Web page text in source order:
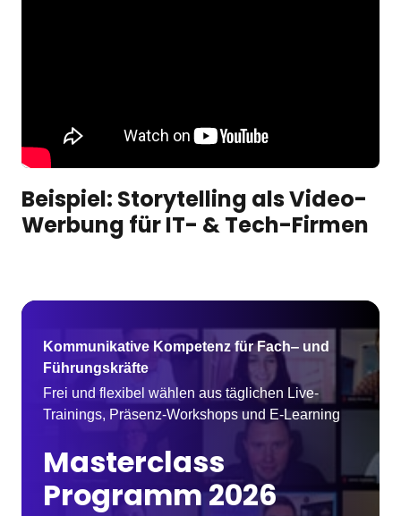
Beispiel: Storytelling als Video-
Werbung für IT- & Tech-Firmen
Kommunikative Kompetenz für Fach‒
Führungskräfte
Frei und flexibel wählen aus täglichen Live-
Trainings, Präsenz-Workshops und E-Learning
Masterclass
Programm 2026